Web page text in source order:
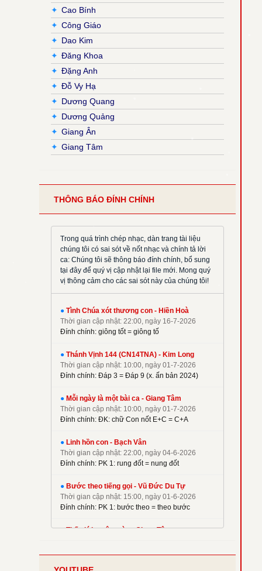
✦ Cao Bính
✦ Công Giáo
✦ Dao Kim
✦ Đăng Khoa
✦ Đặng Anh
✦ Đỗ Vy Hạ
✦ Dương Quang
✦ Dương Quảng
✦ Giang Ân
✦ Giang Tâm
Hiền Hoà
Hoàng Phương
Hồng Trần
Huy Hoàng
Khắc Đỗ
Kim Long
La Thập Tự
M. Tigon
Mai Nguyên Vũ
Mi Trầm
Ngọc Cẩn
Nguyên Dũng
Nguyên Hữu
Nguyễn Duy
Nguyễn Hèn Mọn
P. Kim
✦ Phạm Đình Nhu
✦ Phạm Liên Hùng
THÔNG BÁO ĐÍNH CHÍNH
Trong quá trình chép nhạc, dàn trang tài liệu
chúng tôi có sai sót về nốt nhạc và chính tả lời
ca: Chúng tôi sẽ thông báo đính chính, bổ sung
tại đây để quý vị cập nhật lại file mới. Mong quý
vị thông cảm cho các sai sót này của chúng tôi!
● Tình Chúa xót thương con - Hiền Hoà
Thời gian cập nhật: 22:00, ngày 16-7-2026
Đính chính: giông tốt = giông tố
● Thánh Vịnh 144 (CN14TNA) - Kim Long
Thời gian cập nhật: 10:00, ngày 01-7-2026
Đính chính: Đáp 3 = Đáp 9 (x. ấn bản 2024)
● Mỗi ngày là một bài ca - Giang Tâm
Thời gian cập nhật: 10:00, ngày 01-7-2026
Đính chính: ĐK: chữ Con nốt E+C = C+A
● Linh hồn con - Bạch Vân
Thời gian cập nhật: 22:00, ngày 04-6-2026
Đính chính: PK 1: rung đốt = nung đốt
● Bước theo tiếng gọi - Vũ Đức Du Tự
Thời gian cập nhật: 15:00, ngày 01-6-2026
Đính chính: PK 1: bước theo = theo bước
●Thế giới muôn màu - Giang Tâm